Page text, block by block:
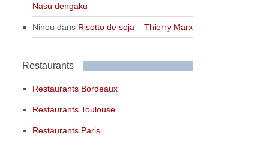
Nasu dengaku
Ninou dans Risotto de soja – Thierry Marx
Restaurants
Restaurants Bordeaux
Restaurants Toulouse
Restaurants Paris